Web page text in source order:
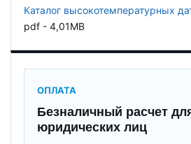
Каталог высокотемпературных
pdf - 4,01MB
ОПЛАТА
Безналичный расчет
юридических лиц